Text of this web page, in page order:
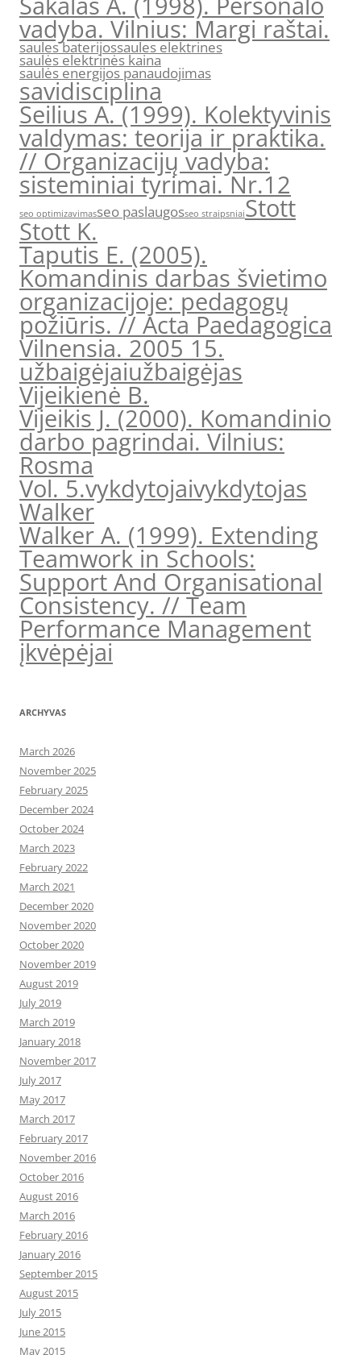
vadyba. Vilnius: Margi raštai.
saules baterijossaules elektrines
saulės elektrinės kaina
saulės energijos panaudojimas
savidisciplina
Seilius A. (1999). Kolektyvinis
valdymas: teorija ir praktika.
// Organizacijų vadyba:
sisteminiai tyrimai. Nr.12
seo optimizavimasseo paslaugosseo straipsniaiStott
Stott K.
Taputis E. (2005).
Komandinis darbas švietimo
organizacijoje: pedagogų
požiūris. // Acta Paedagogica
Vilnensia. 2005 15.
užbaigėjaiužbaigėjas
Vijeikienė B.
Vijeikis J. (2000). Komandinio
darbo pagrindai. Vilnius:
Rosma
Vol. 5.vykdytojaivykdytojas
Walker
Walker A. (1999). Extending
Teamwork in Schools:
Support And Organisational
Consistency. // Team
Performance Management
įkvėpėjai
ARCHYVAS
March 2026
November 2025
February 2025
December 2024
October 2024
March 2023
February 2022
March 2021
December 2020
November 2020
October 2020
November 2019
August 2019
July 2019
March 2019
January 2018
November 2017
July 2017
May 2017
March 2017
February 2017
November 2016
October 2016
August 2016
March 2016
February 2016
January 2016
September 2015
August 2015
July 2015
June 2015
May 2015